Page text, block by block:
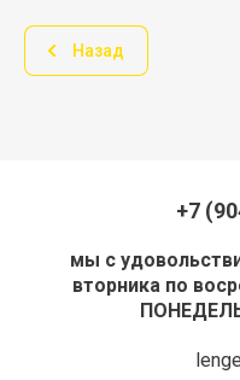
Назад
+7
мы с
вторника по